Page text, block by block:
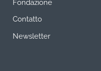
Contatto
Newsletter